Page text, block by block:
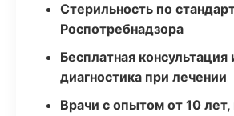
Стерильность по
Роспотребнадзора
Бесплатная консультация
диагностика при лечении
Врачи с опытом от 10